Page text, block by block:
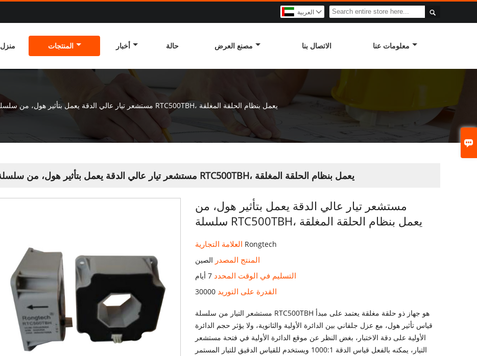

 العربية 
منزل المنتجات أخبار حالة مصنع العرض الاتصال بنا معلومات عنا
مستشعر تيار عالي الدقة يعمل بتأثير هول، من سلسلة RTC500TBH، يعمل بنظام الحلقة المغلقة
مستشعر تيار عالي الدقة يعمل بتأثير هول، من سلسلة RTC500TBH، يعمل بنظام الحلقة المغلقة
مستشعر تيار عالي الدقة يعمل بتأثير هول، من
سلسلة RTC500TBH، يعمل بنظام الحلقة المغلقة
Rongtech
المنتج المصدر الصين
التسليم في الوقت المحدد 7 أيام
القدرة على التوريد 30000
مستشعر التيار من سلسلة RTC500TBH هو جهاز ذو حلقة مغلقة يعتمد على مبدأ
قياس تأثير هول، مع عزل جلفاني بين الدائرة الأولية والثانوية، ولا يؤثر حجم الدائرة
الأولية على دقة الاختبار، بغض النظر عن موقع الدائرة الأولية في فتحة مستشعر
التيار، يمكنه بالفعل قياس الدقة 1000:1 ويستخدم للقياس الدقيق للتيار المستمر